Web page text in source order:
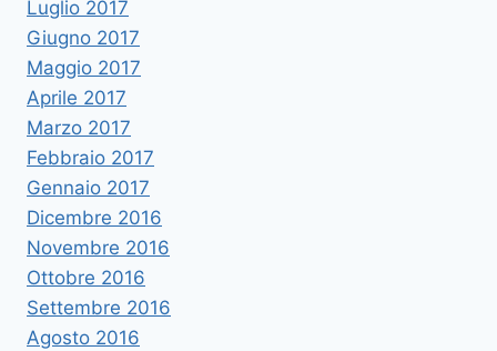
Luglio 2017
Giugno 2017
Maggio 2017
Aprile 2017
Marzo 2017
Febbraio 2017
Gennaio 2017
Dicembre 2016
Novembre 2016
Ottobre 2016
Settembre 2016
Agosto 2016